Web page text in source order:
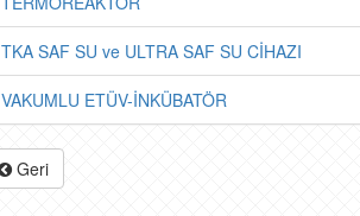
TKA SAF SU ve ULTRA SAF SU CİHAZI
VAKUMLU ETÜV-İNKÜBATÖR
Geri